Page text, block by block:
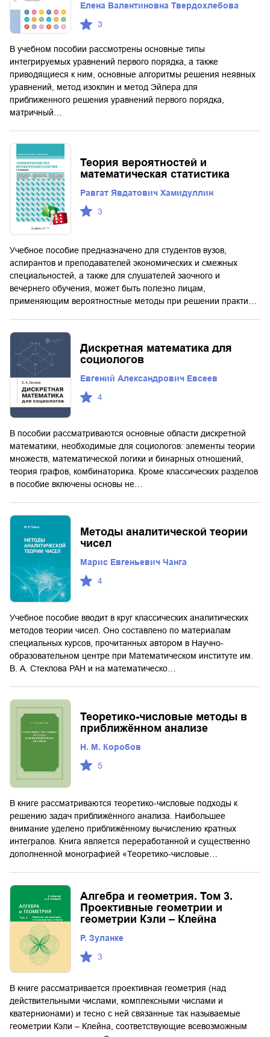
Елена Валентиновна Твердохлебова
3
В учебном пособии рассмотрены основные типы
интегрируемых уравнений первого порядка, а также
приводящиеся к ним, основные алгоритмы решения неявных
уравнений, метод изоклин и метод Эйлера для
приближенного решения уравнений первого порядка,
матричный…
Теория вероятностей и
математическая статистика
Равгат Явдатович Хамидуллин
3
Учебное пособие предназначено для студентов вузов,
аспирантов и преподавателей экономических и смежных
специальностей, а также для слушателей заочного и
вечернего обучения, может быть полезно лицам,
применяющим вероятностные методы при решении практи…
Дискретная математика для
социологов
Евгений Александрович Евсеев
4
В пособии рассматриваются основные области дискретной
математики, необходимые для социологов: элементы теории
множеств, математической логики и бинарных отношений,
теория графов, комбинаторика. Кроме классических разделов
в пособие включены основы не…
Методы аналитической теории
чисел
Марис Евгеньевич Чанга
4
Учебное пособие вводит в круг классических аналитических
методов теории чисел. Оно составлено по материалам
специальных курсов, прочитанных автором в Научно-
образовательном центре при Математическом институте им.
В. А. Стеклова РАН и на математическо…
Теоретико-числовые методы в
приближённом анализе
Н. М. Коробов
5
В книге рассматриваются теоретико-числовые подходы к
решению задач приближённого анализа. Наибольшее
внимание уделено приближённому вычислению кратных
интегралов. Книга является переработанной и существенно
дополненной монографией «Теоретико-числовые…
Алгебра и геометрия. Том 3.
Проективные геометрии и
геометрии Кэли – Клейна
Р. Зуланке
3
В книге рассматривается проективная геометрия (над
действительными числами, комплексными числами и
кватернионами) и тесно с ней связанные так называемые
геометрии Кэли – Клейна, соответствующие всевозможным